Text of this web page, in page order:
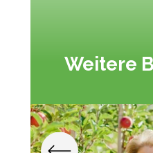
Weitere